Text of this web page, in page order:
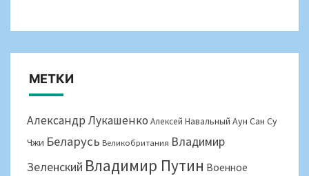
МЕТКИ
Александр Лукашенко Алексей Навальный Аун Сан Су
Чжи Беларусь Великобритания Владимир
Зеленский Владимир Путин Военное